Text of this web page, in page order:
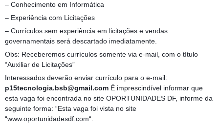
– Conhecimento em Informática
– Experiência com Licitações
– Currículos sem experiência em licitações e vendas
governamentais será descartado imediatamente.
Obs: Receberemos currículos somente via e-mail, com o título
“Auxiliar de Licitações”
Interessados deverão enviar currículo para o e-mail:
p15tecnologia.bsb@gmail.com É imprescindível informar que
esta vaga foi encontrada no site OPORTUNIDADES DF, informe da
seguinte forma: “Esta vaga foi vista no site
“www.oportunidadesdf.com“.